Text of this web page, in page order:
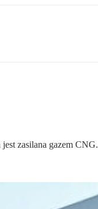
zasilana gazem CNG.